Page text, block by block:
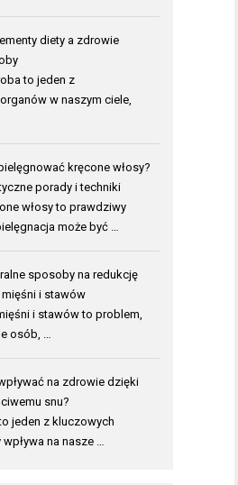
diety a zdrowie
to jeden z
w naszym ciele,
kręcone włosy?
porady i techniki
włosy to prawdziwy
może być …
sposoby na redukcję
mięśni i stawów
i stawów to problem,
osób, …
na zdrowie dzięki
snu?
jeden z kluczowych
na nasze …